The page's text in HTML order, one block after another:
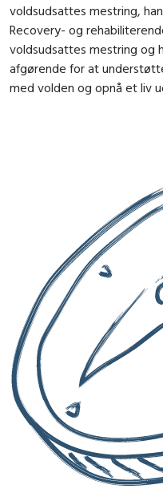
voldsudsattes mestring,
Recovery- og
voldsudsattes mestring og
afgørende for at
med volden og opnå et liv